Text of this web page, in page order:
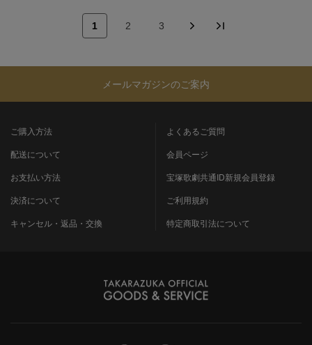
1 2 3
メールマガジンのご案内
ご購入方法
配送について
お支払い方法
決済について
キャンセル・返品・交換
よくあるご質問
会員ページ
宝塚歌劇共通ID新規会員登録
ご利用規約
特定商取引法について